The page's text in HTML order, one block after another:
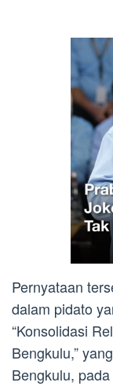
Pernyataan
dalam pidato
“Konsolidasi
Bengkulu,”
Bengkulu,